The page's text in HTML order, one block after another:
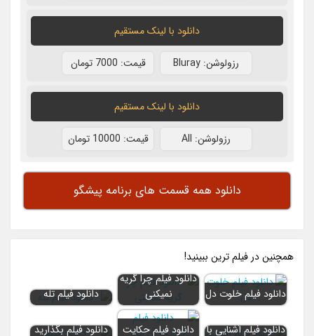
دانلود با لينک مستقيم
رزولوشن: Bluray قيمت: 7000 تومان
دانلود با لينک مستقيم
رزولوشن: All قيمت: 10000 تومان
دانلود همه قسمت های برنامه پیشگو
همچنين در فيلم ترين ببينيد!
دانلود فیلم خلوت دل
دانلود فیلم چرا گریه
نمیکنی
دانلود فیلم تله
دانلود فیلم آشنایی با
دانلود فیلم حکایت
دانلود فیلم بگذارید